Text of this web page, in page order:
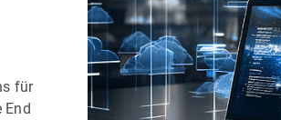
für
End